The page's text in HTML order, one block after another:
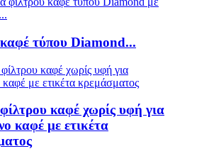
τύπου Diamond...
καφέ χωρίς υφή για
καφέ με ετικέτα